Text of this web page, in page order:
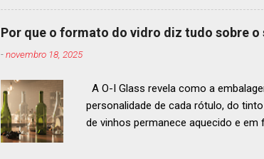
gastronomia de toda a região. A
um espectro mais amplo de
Por que o formato do vidro diz tudo sobre
-novembro 18, 2025
A O-I Glass revela como a
personalidade de cada rótulo, do
de vinhos permanece aquecido e